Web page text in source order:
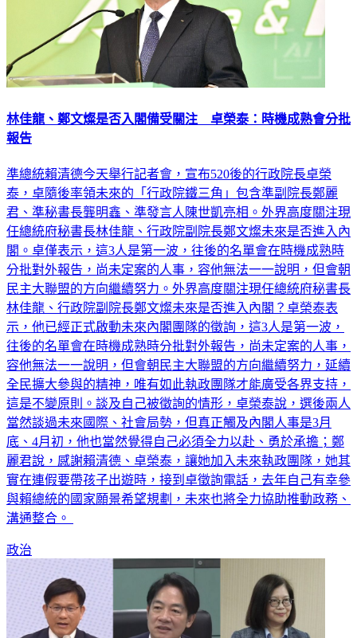
林佳龍、鄭文燦是否入閣備受關注 卓榮泰：時機成熟會分批
準總統賴清德今天舉行記者會，宣布520後的行政院長卓榮
泰，卓隨後率領未來的「行政院鐵三角」包含準副院長鄭麗
君、準秘書長龔明鑫、準發言人陳世凱亮相。外界高度關注現
任總統府秘書長林佳龍、行政院副院長鄭文燦未來是否進入內
閣。卓僅表示，這3人是第一波，往後的名單會在時機成熟時
分批對外報告，尚未定案的人事，容他無法一一說明，但會朝
民主大聯盟的方向繼續努力。外界高度關注現任總統府秘書長
林佳龍、行政院副院長鄭文燦未來是否進入內閣？卓榮泰表
示，他已經正式啟動未來內閣團隊的徵詢，這3人是第一波，
往後的名單會在時機成熟時分批對外報告，尚未定案的人事，
容他無法一一說明，但會朝民主大聯盟的方向繼續努力，延續
全民擴大參與的精神，唯有如此執政團隊才能廣受各界支持，
這是不變原則。談及自己被徵詢的情形，卓榮泰說，選後兩人
當然談過未來國際、社會局勢，但真正觸及內閣人事是3月
底、4月初，他也當然覺得自己必須全力以赴、勇於承擔；鄭
麗君說，感謝賴清德、卓榮泰，讓她加入未來執政團隊，她其
實在連假要帶孩子出遊時，接到卓徵詢電話，去年自己有幸參
與賴總統的國家願景希望規劃，未來也將全力協助推動政務、